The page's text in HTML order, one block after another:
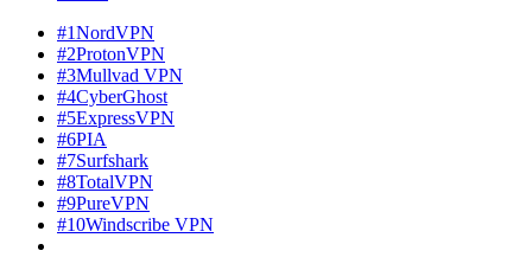
#1NordVPN
#2ProtonVPN
#3Mullvad VPN
#4CyberGhost
#5ExpressVPN
#6PIA
#7Surfshark
#8TotalVPN
#9PureVPN
#10Windscribe VPN